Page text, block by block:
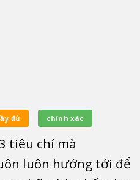
đủ chính xác
tiêu chí mà
luôn hướng tới để